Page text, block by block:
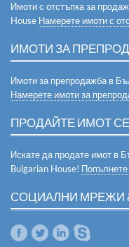
Имоти с отстъпка за
House Намерете имоти с
ИМОТИ ЗА
Имоти за препродажба в
Намерете имоти за
ПРОДАЙТЕ ИМОТ
Искате да продате имот в
Bulgarian House!
СОЦИАЛНИ МРЕЖИ